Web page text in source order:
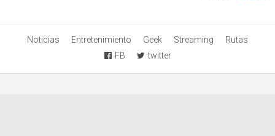
Noticias Entretenimiento Geek Streaming
Rutas
FB
twitter